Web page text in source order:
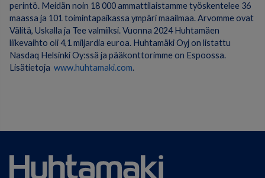
perintö. Meidän noin 18 000 ammattilaistamme työskentelee 36
maassa ja 101 toimintapaikassa ympäri maailmaa. Arvomme ovat
Välitä, Uskalla ja Tee valmiiksi. Vuonna 2024 Huhtamäen
liikevaihto oli 4,1 miljardia euroa. Huhtamäki Oyj on listattu
Nasdaq Helsinki Oy:ssä ja pääkonttorimme on Espoossa.
Lisätietoja www.huhtamaki.com.